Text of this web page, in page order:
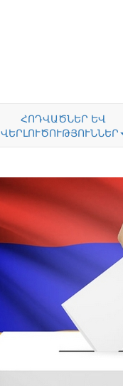
ՀՈԴՎԱԾՆԵՐ ԵՎ
ՎԵՐԼՈՒԾՈՒԹՅՈՒՆՆԵՐ